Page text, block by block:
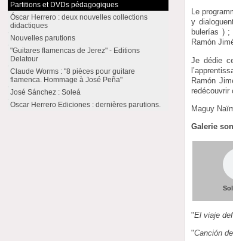
Le
y
bulerías ) ;
Ramón
Je dédie
Ramón
redécouvrir
Maguy
Galerie
"El viaje
"Canción
Partitions et DVDs pédagogiques
Óscar Herrero : deux nouvelles collections
didactiques
Nouvelles parutions
"Guitares flamencas de Jerez" - Editions
Delatour
Claude Worms : "8 pièces pour guitare
flamenca. Hommage à José Peña"
José Sánchez : Soleá
Oscar Herrero Ediciones : dernières parutions.